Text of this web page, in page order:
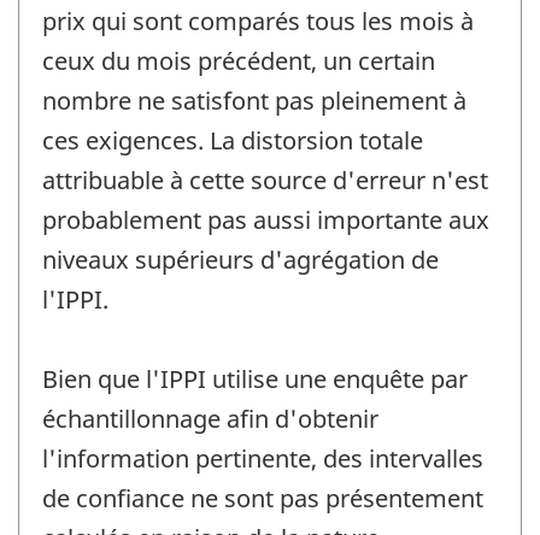
prix qui sont comparés tous les mois à
ceux du mois précédent, un certain
nombre ne satisfont pas pleinement à
ces exigences. La distorsion totale
attribuable à cette source d'erreur n'est
probablement pas aussi importante aux
niveaux supérieurs d'agrégation de
l'IPPI.
Bien que l'IPPI utilise une enquête par
échantillonnage afin d'obtenir
l'information pertinente, des intervalles
de confiance ne sont pas présentement